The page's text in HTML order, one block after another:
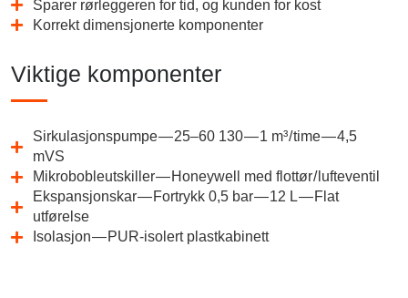
Sparer rørleggeren for tid, og kunden for kost
Korrekt dimensjonerte komponenter
Viktige komponenter
Sirkulasjonspumpe — 25–60 130 — 1 m³ / time — 4,5
mVS
Mikrobobleutskiller — Honeywell med flottør / lufteventil
Ekspansjonskar — Fortrykk 0,5 bar — 12 L — Flat
utførelse
Isolasjon — PUR-isolert plastkabinett